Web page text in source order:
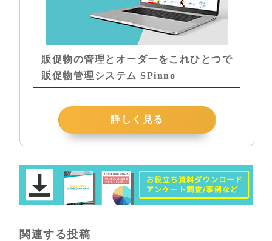
販促物の管理とオーダーをこれひとつで
販促物管理システム SPinno
詳しく見る
関連する投稿